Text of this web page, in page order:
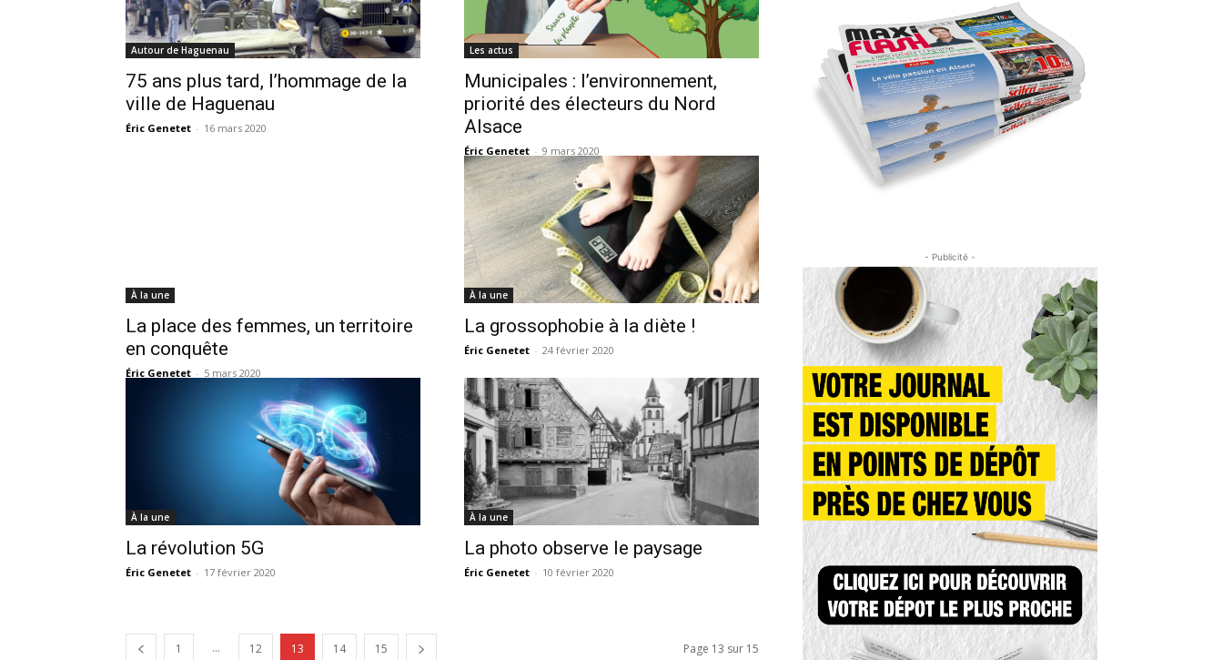
Autour de Haguenau
75 ans plus tard, l’hommage de la
ville de Haguenau
Éric Genetet - 16 mars 2020
Les actus
Municipales : l’environnement,
priorité des électeurs du Nord
Alsace
Éric Genetet - 9 mars 2020
À la une
La place des femmes, un territoire
en conquête
Éric Genetet - 5 mars 2020
À la une
La grossophobie à la diète !
Éric Genetet - 24 février 2020
À la une
La révolution 5G
Éric Genetet - 17 février 2020
À la une
La photo observe le paysage
Éric Genetet - 10 février 2020
1 ... 12 13 14 15 Page 13 sur 15
- Publicité -